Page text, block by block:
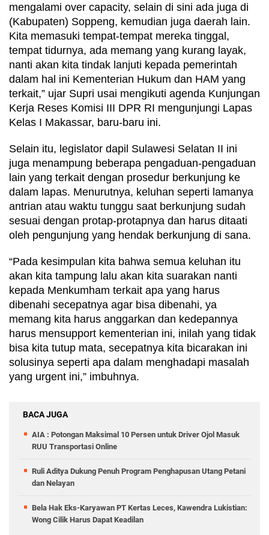
mengalami over capacity, selain di sini ada juga di
(Kabupaten) Soppeng, kemudian juga daerah lain.
Kita memasuki tempat-tempat mereka tinggal,
tempat tidurnya, ada memang yang kurang layak,
nanti akan kita tindak lanjuti kepada pemerintah
dalam hal ini Kementerian Hukum dan HAM yang
terkait,” ujar Supri usai mengikuti agenda Kunjungan
Kerja Reses Komisi III DPR RI mengunjungi Lapas
Kelas I Makassar, baru-baru ini.
Selain itu, legislator dapil Sulawesi Selatan II ini
juga menampung beberapa pengaduan-pengaduan
lain yang terkait dengan prosedur berkunjung ke
dalam lapas. Menurutnya, keluhan seperti lamanya
antrian atau waktu tunggu saat berkunjung sudah
sesuai dengan protap-protapnya dan harus ditaati
oleh pengunjung yang hendak berkunjung di sana.
“Pada kesimpulan kita bahwa semua keluhan itu
akan kita tampung lalu akan kita suarakan nanti
kepada Menkumham terkait apa yang harus
dibenahi secepatnya agar bisa dibenahi, ya
memang kita harus anggarkan dan kedepannya
harus mensupport kementerian ini, inilah yang tidak
bisa kita tutup mata, secepatnya kita bicarakan ini
solusinya seperti apa dalam menghadapi masalah
yang urgent ini,” imbuhnya.
BACA JUGA
AIA : Potongan Maksimal 10 Persen untuk Driver Ojol Masuk
RUU Transportasi Online
Ruli Aditya Dukung Penuh Program Penghapusan Utang Petani
dan Nelayan
Bela Hak Eks-Karyawan PT Kertas Leces, Kawendra Lukistian:
Wong Cilik Harus Dapat Keadilan